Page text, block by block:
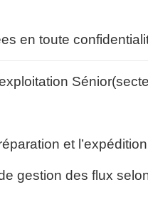
en toute
et
gestion des flux